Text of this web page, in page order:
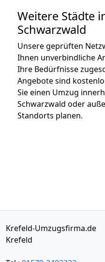
Weitere Städte
Schwarzwald
Unsere geprüften
Ihnen unverbindliche
Ihre Bedürfnisse
Angebote sind
Sie einen Umzug
Schwarzwald oder
Standorts planen.
Krefeld-Umzugsfirma.de
Krefeld